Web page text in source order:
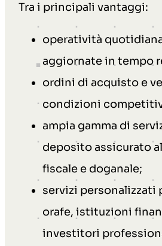
Tra i principali vantaggi:
operatività
aggiornate in tempo
ordini di acquisto e
condizioni
ampia gamma di
deposito assicurato
fiscale e doganale;
servizi personalizzati
orafe, istituzioni
investitori